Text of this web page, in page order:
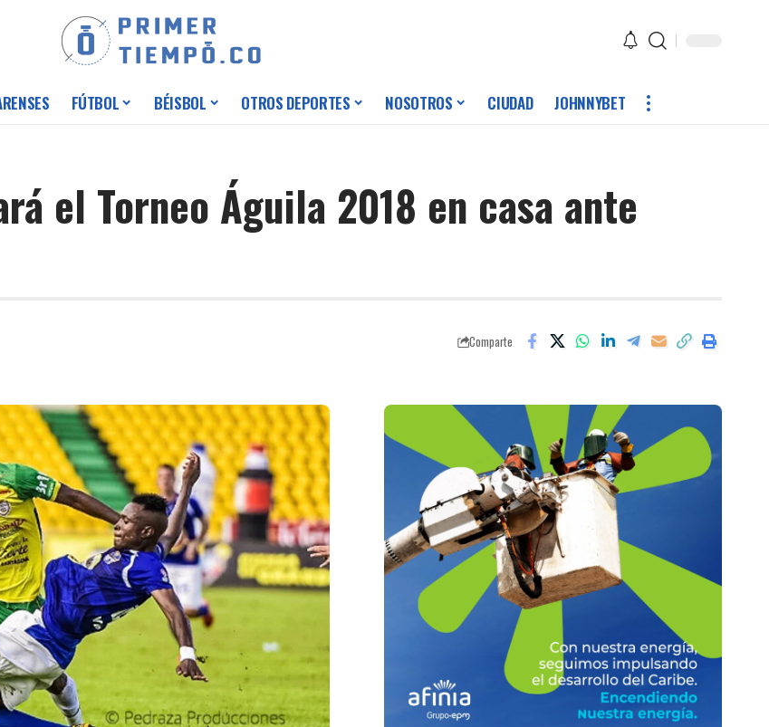
FÚTBOL BÉISBOL OTROS DEPORTES NOSOTROS CIUDAD JOHNNYBET
el Torneo Águila 2018 en casa ante
Comparte